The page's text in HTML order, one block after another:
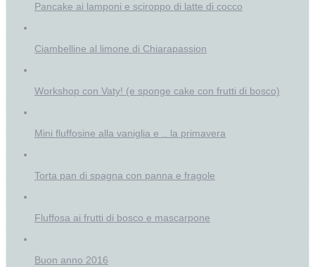
Pancake ai lamponi e sciroppo di latte di cocco
Ciambelline al limone di Chiarapassion
Workshop con Vaty! (e sponge cake con frutti di bosco)
Mini fluffosine alla vaniglia e .. la primavera
Torta pan di spagna con panna e fragole
Fluffosa ai frutti di bosco e mascarpone
Buon anno 2016